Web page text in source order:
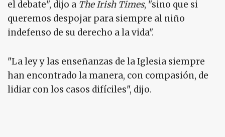
el debate", dijo a The Irish Times, "sino que si
queremos despojar para siempre al niño
indefenso de su derecho a la vida".
"La ley y las enseñanzas de la Iglesia siempre
han encontrado la manera, con compasión, de
lidiar con los casos difíciles", dijo.